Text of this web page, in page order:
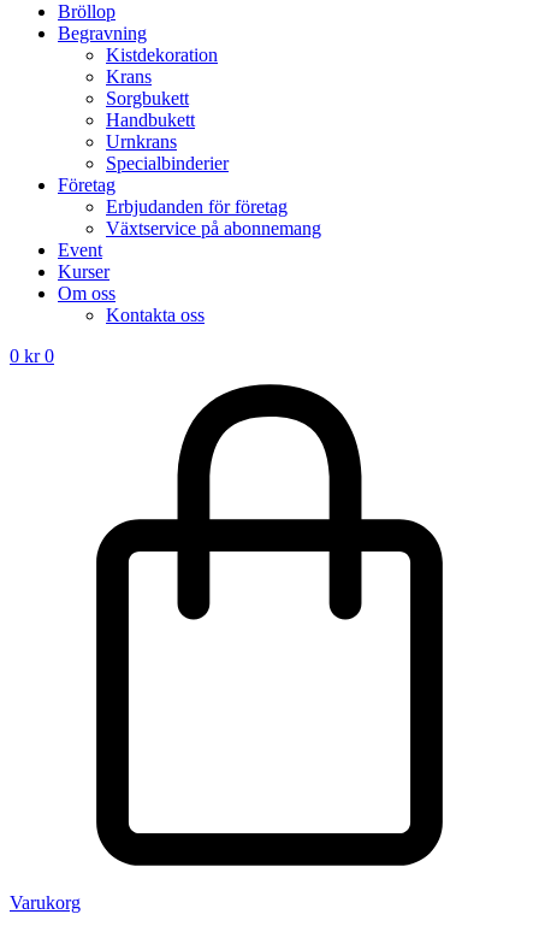
Bröllop
Begravning
Kistdekoration
Krans
Sorgbukett
Handbukett
Urnkrans
Specialbinderier
Företag
Erbjudanden för företag
Växtservice på abonnemang
Event
Kurser
Om oss
Kontakta oss
0 kr 0
Varukorg